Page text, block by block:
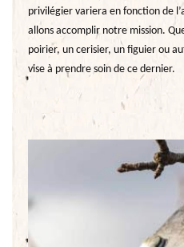
privilégier variera en fonction de
allons accomplir notre mission.
poirier, un cerisier, un figuier ou
vise à prendre soin de ce dernier.